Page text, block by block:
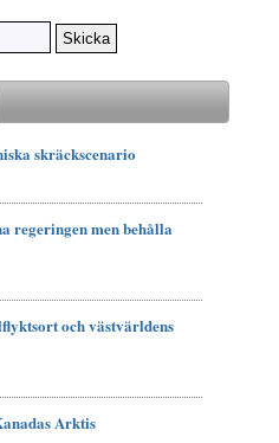
skräckscenario
regeringen men behålla
och västvärldens
Arktis